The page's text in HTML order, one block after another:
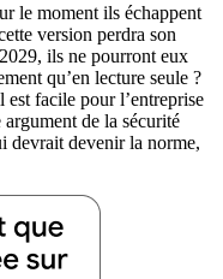
le moment ils échappent
version perdra son
ils ne pourront eux
qu’en lecture seule ?
facile pour l’entreprise
de la sécurité
devrait devenir la norme,